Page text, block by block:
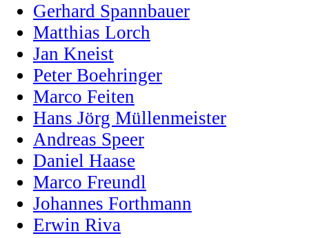
Gerhard Spannbauer
Matthias Lorch
Jan Kneist
Peter Boehringer
Marco Feiten
Hans Jörg Müllenmeister
Andreas Speer
Daniel Haase
Marco Freundl
Johannes Forthmann
Erwin Riva